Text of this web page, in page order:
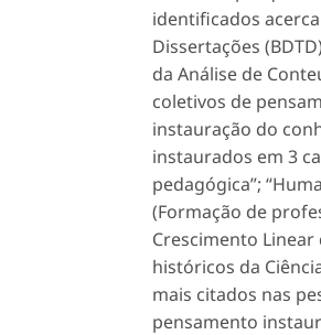
identificados
Dissertações
da Análise de
coletivos de
instauração do
instaurados em 3
pedagógica”;
(Formação de
Crescimento
históricos da
mais citados nas
pensamento